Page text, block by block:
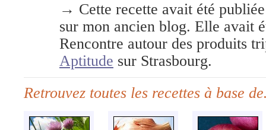
→ Cette recette avait été
sur mon ancien blog. Elle avait
Rencontre autour des produits
Aptitude sur Strasbourg.
Retrouvez toutes les recettes à base